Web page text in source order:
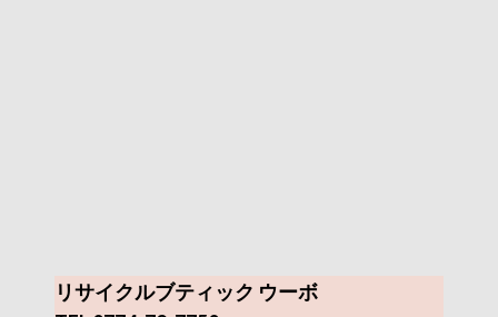
リサイクルブティック ウーボ